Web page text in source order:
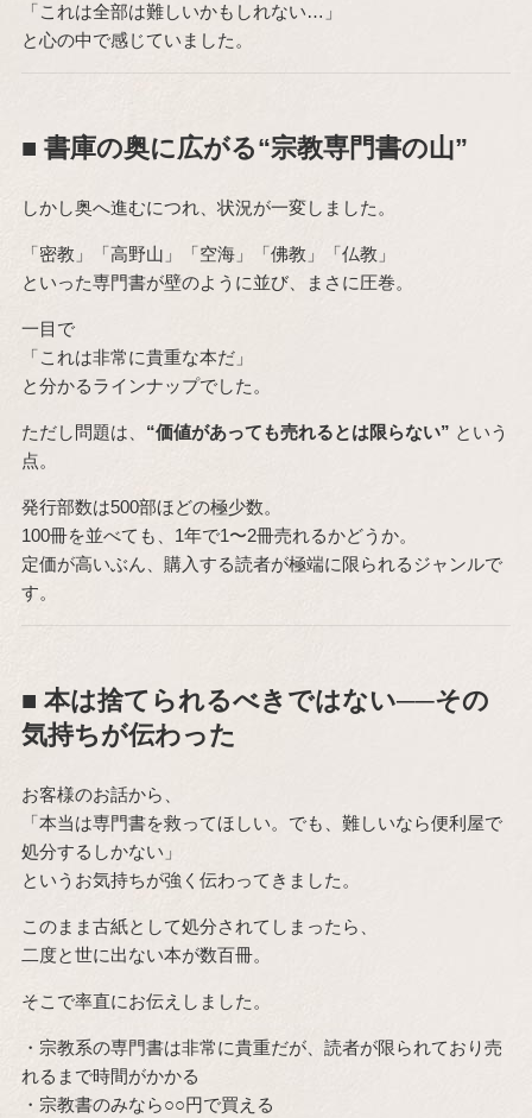
「これは全部は難しいかもしれない…」
と心の中で感じていました。
■ 書庫の奥に広がる“宗教専門書の山”
しかし奥へ進むにつれ、状況が一変しました。
「密教」「高野山」「空海」「佛教」「仏教」
といった専門書が壁のように並び、まさに圧巻。
一目で
「これは非常に貴重な本だ」
と分かるラインナップでした。
ただし問題は、 “価値があっても売れるとは限らない” という
点。
発行部数は500部ほどの極少数。
100冊を並べても、1年で1〜2冊売れるかどうか。
定価が高いぶん、購入する読者が極端に限られるジャンルで
す。
■ 本は捨てられるべきではない──その
気持ちが伝わった
お客様のお話から、
「本当は専門書を救ってほしい。でも、難しいなら便利屋で
処分するしかない」
というお気持ちが強く伝わってきました。
このまま古紙として処分されてしまったら、
二度と世に出ない本が数百冊。
そこで率直にお伝えしました。
・宗教系の専門書は非常に貴重だが、読者が限られており売
れるまで時間がかかる
・宗教書のみなら○○円で買える